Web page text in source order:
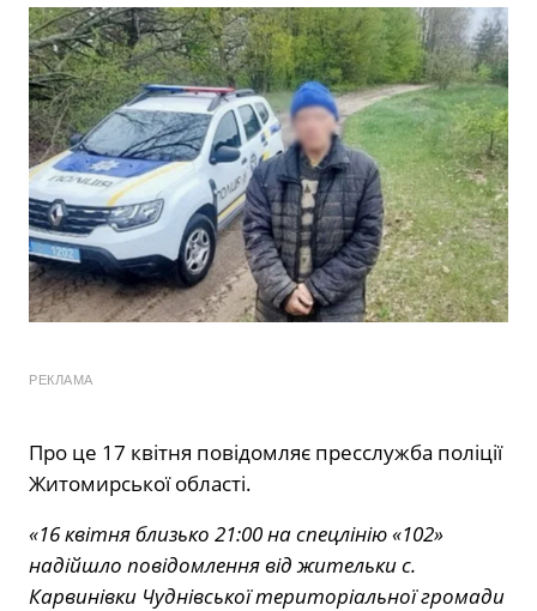
РЕКЛАМА
Про це 17 квітня повідомляє пресслужба поліції
Житомирської області.
«16 квітня близько 21:00 на спецлінію «102»
надійшло повідомлення від жительки с.
Карвинівки Чуднівської територіальної громади